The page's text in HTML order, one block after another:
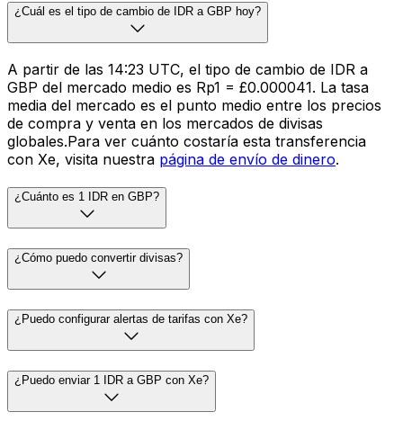
¿Cuál es el tipo de cambio de IDR a GBP hoy?
A partir de las 14:23 UTC, el tipo de cambio de IDR a
GBP del mercado medio es Rp1 = £0.000041. La tasa
media del mercado es el punto medio entre los precios
de compra y venta en los mercados de divisas
globales.Para ver cuánto costaría esta transferencia
con Xe, visita nuestra página de envío de dinero.
¿Cuánto es 1 IDR en GBP?
¿Cómo puedo convertir divisas?
¿Puedo configurar alertas de tarifas con Xe?
¿Puedo enviar 1 IDR a GBP con Xe?